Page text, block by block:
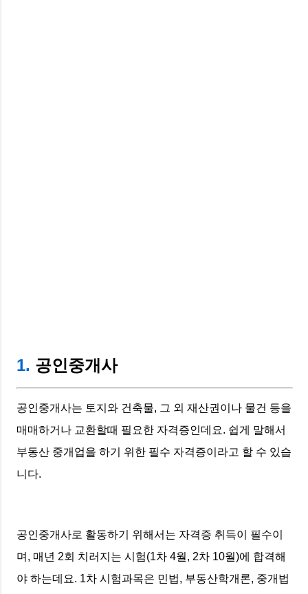
1. 공인중개사
공인중개사는 토지와 건축물, 그 외 재산권이나 물건 등을
매매하거나 교환할때 필요한 자격증인데요. 쉽게 말해서
부동산 중개업을 하기 위한 필수 자격증이라고 할 수 있습
니다.
공인중개사로 활동하기 위해서는 자격증 취득이 필수이
며, 매년 2회 치러지는 시험(1차 4월, 2차 10월)에 합격해
야 하는데요. 1차 시험과목은 민법, 부동산학개론, 중개법